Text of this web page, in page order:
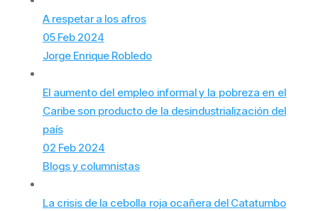
A respetar a los afros
05 Feb 2024
Jorge Enrique Robledo
El aumento del empleo informal y la pobreza en el
Caribe son producto de la desindustrialización del
país
02 Feb 2024
Blogs y columnistas
La crisis de la cebolla roja ocañera del Catatumbo